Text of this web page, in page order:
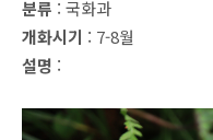
분류 : 국화과
개화시기 : 7-8월
설명 :